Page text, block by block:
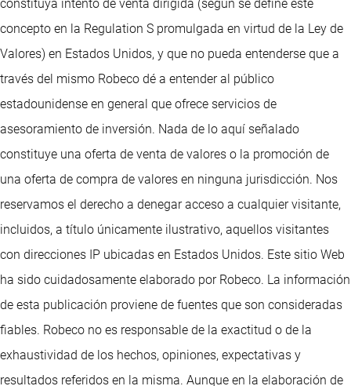
constituya intento de venta dirigida (según se define este
concepto en la Regulation S promulgada en virtud de la Ley de
Valores) en Estados Unidos, y que no pueda entenderse que a
través del mismo Robeco dé a entender al público
estadounidense en general que ofrece servicios de
asesoramiento de inversión. Nada de lo aquí señalado
constituye una oferta de venta de valores o la promoción de
una oferta de compra de valores en ninguna jurisdicción. Nos
reservamos el derecho a denegar acceso a cualquier visitante,
incluidos, a título únicamente ilustrativo, aquellos visitantes
con direcciones IP ubicadas en Estados Unidos. Este sitio Web
ha sido cuidadosamente elaborado por Robeco. La información
de esta publicación proviene de fuentes que son consideradas
fiables. Robeco no es responsable de la exactitud o de la
exhaustividad de los hechos, opiniones, expectativas y
resultados referidos en la misma. Aunque en la elaboración de